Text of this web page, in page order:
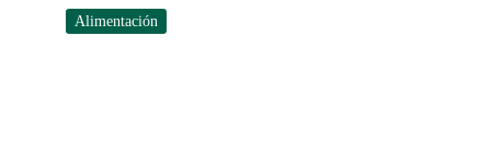
Alimentación